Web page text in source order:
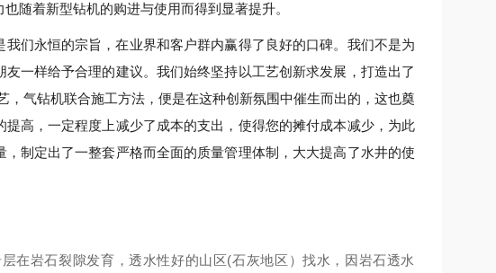
随着新型钻机的购进与使用而得到显著提升。
们永恒的宗旨，在业界和客户群内赢得了良好的口碑。我们不是为
一样给予合理的建议。我们始终坚持以工艺创新求发展，打造出了
气钻机联合施工方法，便是在这种创新氛围中催生而出的，这也奠
高，一定程度上减少了成本的支出，使得您的摊付成本减少，为此
制定出了一整套严格而全面的质量管理体制，大大提高了水井的使
在岩石裂隙发育，透水性好的山区(石灰地区）找水，因岩石透水